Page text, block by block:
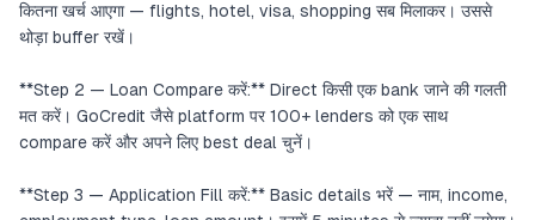
कितना खर्च आएगा — flights, hotel, visa, shopping सब मिलाकर। उससे
थोड़ा buffer रखें।
**Step 2 — Loan Compare करें:** Direct किसी एक bank जाने की गलती
मत करें। GoCredit जैसे platform पर 100+ lenders को एक साथ
compare करें और अपने लिए best deal चुनें।
**Step 3 — Application Fill करें:** Basic details भरें — नाम, income,